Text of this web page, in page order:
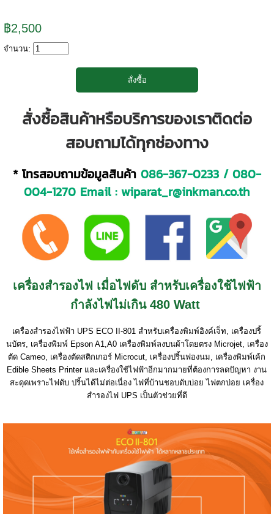
฿2,500
จำนวน:
สั่งซื้อสินค้าหรือบริการของเราติดต่อ
สอบถามได้ทุกช่องทาง
* โทรสอบถามข้อมูลสินค้า 086-367-0233/ 080-
004-1270 Email :wiparat_r@inkman.co.th
เครื่องสำรองไฟ เมื่อไฟดับ สำหรับเครื่องใช้ไฟฟ้า
กำลังไฟไม่เกิน 480 Watt
เครื่องสำรองไฟฟ้า UPS ECO II-801 สำหรับเครื่องพิมพ์อิงค์เจ็ท, เครื่องปริ้
นบัตร, เครื่องพิมพ์ Epson A1,A0 เครื่องพิมพ์ลงบนผ้าโดยตรง Microjet, เครื่อง
ตัด Cameo, เครื่องตัดสติกเกอร์ Microcut, เครื่องปริ้นฟองนม, เครื่องพิมพ์เค้ก
Edible Sheets Printer และเครื่องใช้ไฟฟ้าอีกมากมายที่ต้องการลดปัญหา งาน
สะดุดเพราะไฟดับ ปริ้นได้ไม่ต่อเนื่อง ไฟที่บ้านชอบดับบ่อย ไฟตกบ่อย เครื่อง
สำรองไฟ UPS เป็นตัวช่วยที่ดี